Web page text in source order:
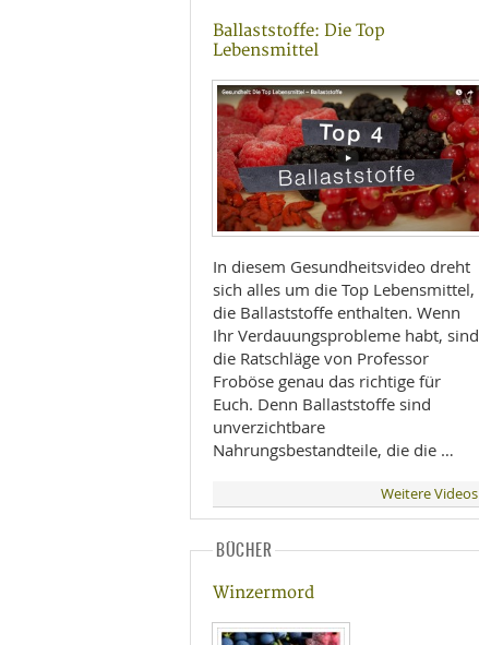
Ballaststoffe: Die Top
Lebensmittel
In diesem Gesundheitsvideo dreht
sich alles um die Top Lebensmittel,
die Ballaststoffe enthalten. Wenn
Ihr Verdauungsprobleme habt, sind
die Ratschläge von Professor
Froböse genau das richtige für
Euch. Denn Ballaststoffe sind
unverzichtbare
Nahrungsbestandteile, die die …
Weitere Videos
BÜCHER
Winzermord